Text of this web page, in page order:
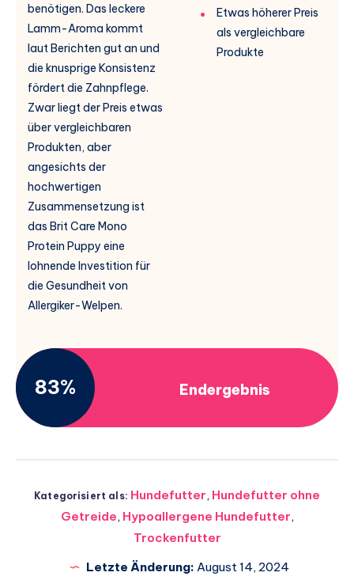
benötigen. Das leckere
Lamm-Aroma kommt
laut Berichten gut an und
die knusprige Konsistenz
fördert die Zahnpflege.
Zwar liegt der Preis etwas
über vergleichbaren
Produkten, aber
angesichts der
hochwertigen
Zusammensetzung ist
das Brit Care Mono
Protein Puppy eine
lohnende Investition für
die Gesundheit von
Allergiker-Welpen.
Etwas höherer Preis
als vergleichbare
Produkte
83% Endergebnis
Kategorisiert als: Hundefutter, Hundefutter ohne
Getreide, Hypoallergene Hundefutter,
Trockenfutter
Letzte Änderung: August 14, 2024